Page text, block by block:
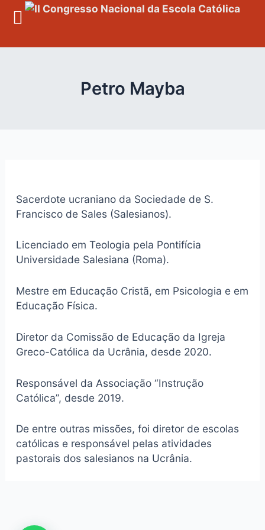
Petro Mayba
Sacerdote ucraniano da Sociedade de S.
Francisco de Sales (Salesianos).
Licenciado em Teologia pela Pontifícia
Universidade Salesiana (Roma).
Mestre em Educação Cristã, em Psicologia e em
Educação Física.
Diretor da Comissão de Educação da Igreja
Greco-Católica da Ucrânia, desde 2020.
Responsável da Associação “Instrução
Católica”, desde 2019.
De entre outras missões, foi diretor de escolas
católicas e responsável pelas atividades
pastorais dos salesianos na Ucrânia.